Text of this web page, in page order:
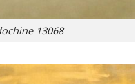
13068